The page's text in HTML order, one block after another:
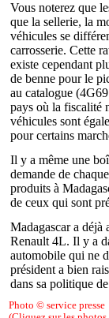
Vous noterez que
que la sellerie, la
véhicules se
carrosserie. Cette
existe cependant
de benne pour le
au catalogue
pays où la fiscalité
véhicules sont
pour certains
Il y a même une
demande de
produits à
de ceux qui sont
Madagascar a déjà
Renault 4L. Il y a
automobile qui ne
président a bien
dans sa politique
Photo © service presse